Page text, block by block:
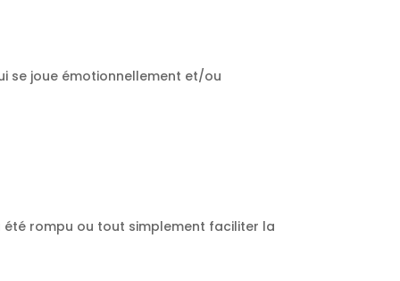
se joue émotionnellement et/ou
rompu ou tout simplement faciliter la